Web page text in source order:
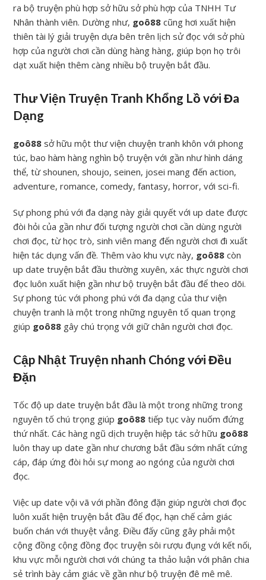
ra bộ truyện phù hợp sở hữu sở phù hợp của TNHH Tư
Nhân thành viên. Dường như, goô88 cũng hơi xuất hiện
thiên tài lý giải truyện dựa bên trên lịch sử đọc với sở phù
hợp của người chơi cần dùng hàng hàng, giúp bọn họ trôi
dạt xuất hiện thêm càng nhiều bộ truyện bắt đầu.
Thư Viện Truyện Tranh Khổng Lồ với Đa
Dạng
goô88 sở hữu một thư viện chuyện tranh khôn với phong
túc, bao hàm hàng nghìn bộ truyện với gần như hình dáng
thể, từ shounen, shoujo, seinen, josei mang đến action,
adventure, romance, comedy, fantasy, horror, với sci-fi.
Sự phong phú với đa dạng này giải quyết với up date được
đòi hỏi của gần như đối tượng người chơi cần dùng người
chơi đọc, từ học trò, sinh viên mang đến người chơi đi xuất
hiện tác dụng vấn đề. Thêm vào khu vực này, goô88 còn
up date truyện bắt đầu thường xuyên, xác thực người chơi
đọc luôn xuất hiện gần như bộ truyện bắt đầu để theo dõi.
Sự phong túc với phong phú với đa dạng của thư viện
chuyện tranh là một trong những nguyên tố quan trọng
giúp goô88 gây chú trọng với giữ chân người chơi đọc.
Cập Nhật Truyện nhanh Chóng với Đều
Đặn
Tốc độ up date truyện bắt đầu là một trong những trong
nguyên tố chú trọng giúp goô88 tiếp tục vày nuốm đứng
thứ nhất. Các hàng ngũ dịch truyện hiệp tác sở hữu goô88
luôn thay up date gần như chương bắt đầu sớm nhất cứng
cáp, đáp ứng đòi hỏi sự mong ao ngóng của người chơi
đọc.
Việc up date vội vã với phần đông đặn giúp người chơi đọc
luôn xuất hiện truyện bắt đầu để đọc, hạn chế cảm giác
buốn chán với thuyệt vẳng. Điều đấy cũng gây phải một
cộng đồng cộng đồng đọc truyện sôi rượu đụng với kết nối,
khu vực mỗi người chơi với chúng ta thảo luận với phân chia
sẻ trình bày cảm giác về gần như bộ truyện đê mê mê.